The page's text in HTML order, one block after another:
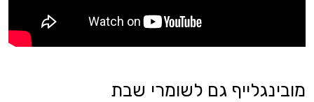
מובינגלייף גם לשומרי שבת